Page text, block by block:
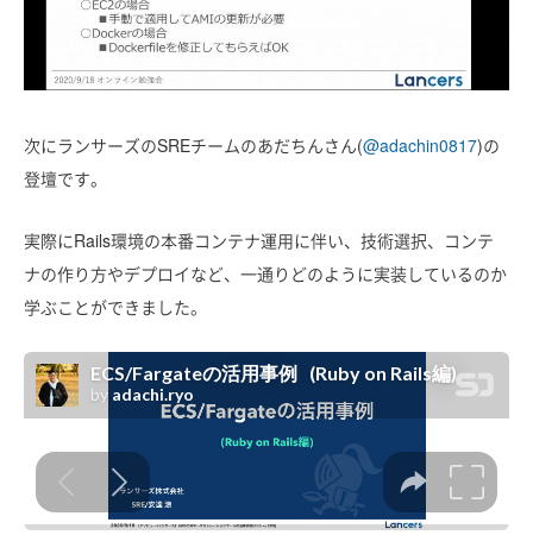
次にランサーズのSREチームのあだちんさん(@adachin0817)の
登壇です。
実際にRails環境の本番コンテナ運用に伴い、技術選択、コンテ
ナの作り方やデプロイなど、一通りどのように実装しているのか
学ぶことができました。